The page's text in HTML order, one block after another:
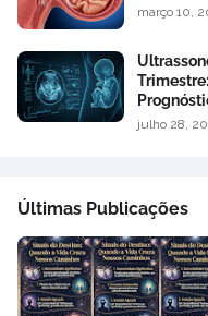
março 10,
julho 28,
Últimas Publicações